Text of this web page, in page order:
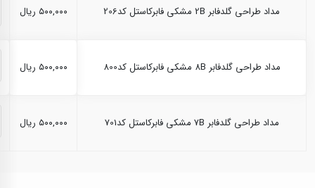
مداد طراحی گلدفابر 2B مشکی فابرکاستل کد206 ۵۰۰,۰۰۰ ریال
مداد طراحی گلدفابر 8B مشکی فابرکاستل کد800 ۵۰۰,۰۰۰ ریال
مداد طراحی گلدفابر 7B مشکی فابرکاستل کد701 ۵۰۰,۰۰۰ ریال